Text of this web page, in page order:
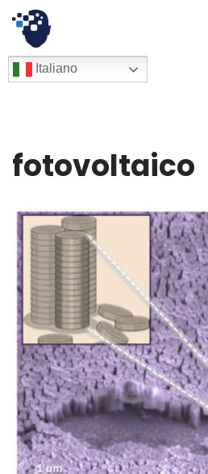
Vai
al
简体中文
English
Français
Italiano
fotovoltaico